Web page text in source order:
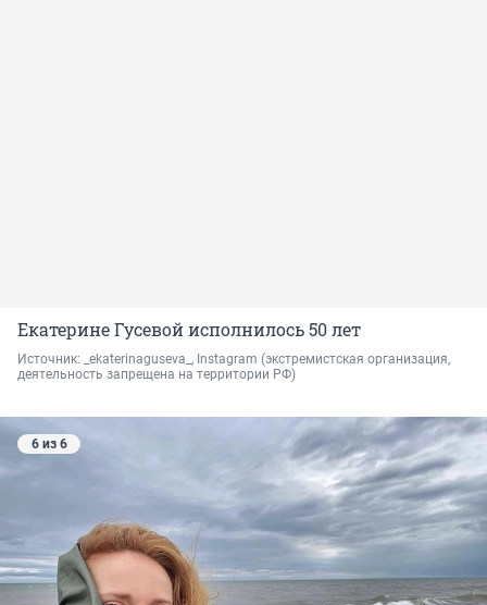
Екатерине Гусевой исполнилось 50 лет
Источник: _ekaterinaguseva_, Instagram (экстремистская организация,
деятельность запрещена на территории РФ)
6 из 6